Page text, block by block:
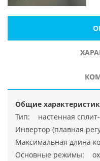
Общие
Тип: настенная сплит-
Инвертор (плавная
Максимальная длина
Основные режимы: